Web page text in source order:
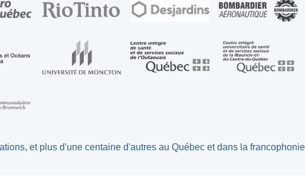
et plus d'une centaine d'autres au Québec et dans la